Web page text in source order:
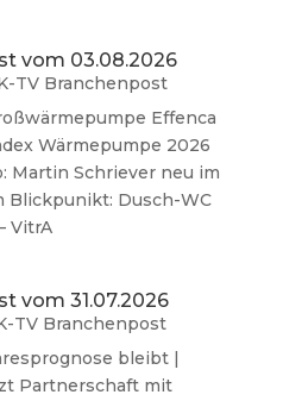
vom 03.08.2026
TV Branchenpost
Effenca
Wärmepumpe 2026
Martin Schriever neu im
Blickpunikt: Dusch-WC
VitrA
vom 31.07.2026
TV Branchenpost
bleibt |
Partnerschaft mit